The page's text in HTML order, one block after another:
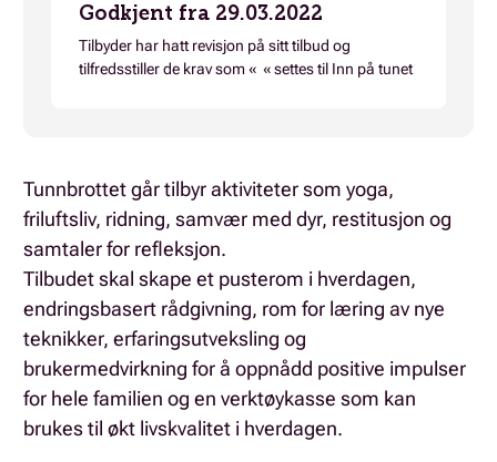
Godkjent fra 29.03.2022
Tilbyder har hatt revisjon på sitt tilbud og
tilfredsstiller de krav som « « settes til Inn på tunet
Tunnbrottet går tilbyr aktiviteter som yoga,
friluftsliv, ridning, samvær med dyr, restitusjon og
samtaler for refleksjon.
Tilbudet skal skape et pusterom i hverdagen,
endringsbasert rådgivning, rom for læring av nye
teknikker, erfaringsutveksling og
brukermedvirkning for å oppnådd positive impulser
for hele familien og en verktøykasse som kan
brukes til økt livskvalitet i hverdagen.